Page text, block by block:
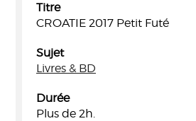
Titre
CROATIE 2017 Petit Futé
Sujet
Livres & BD
Durée
Plus de 2h.